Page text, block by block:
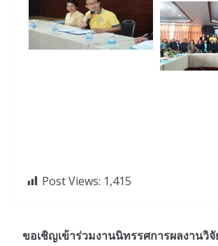
Post Views: 1,415
ขอเชิญเข้าร่วมงานนิทรรศการผลงานวิ